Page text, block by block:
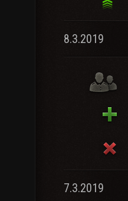
8.3.2019
7.3.2019